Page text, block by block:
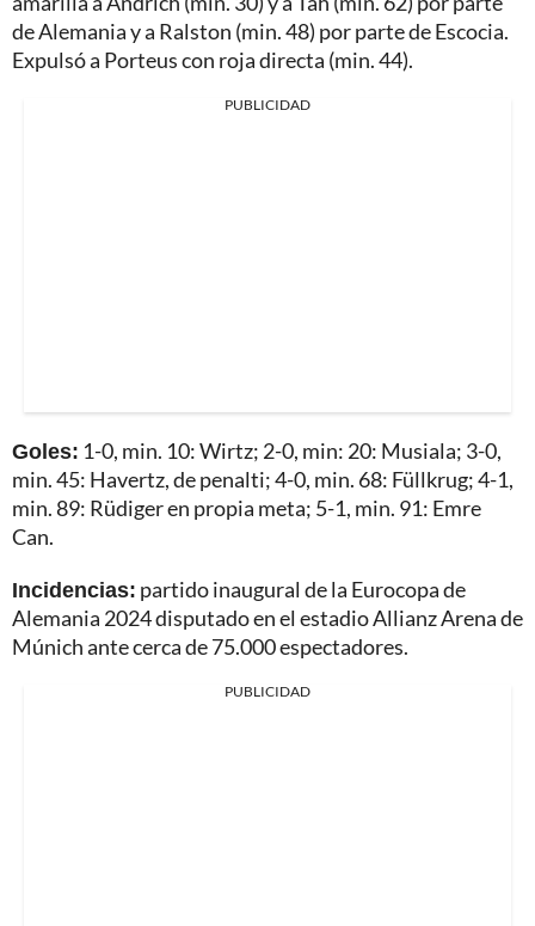
de Alemania y a Ralston (min. 48) por parte de Escocia.
Expulsó a Porteus con roja directa (min. 44).
PUBLICIDAD
Goles: 1-0, min. 10: Wirtz; 2-0, min: 20: Musiala; 3-0,
min. 45: Havertz, de penalti; 4-0, min. 68: Füllkrug; 4-1,
min. 89: Rüdiger en propia meta; 5-1, min. 91: Emre
Can.
Incidencias: partido inaugural de la Eurocopa de
Alemania 2024 disputado en el estadio Allianz Arena de
Múnich ante cerca de 75.000 espectadores.
PUBLICIDAD